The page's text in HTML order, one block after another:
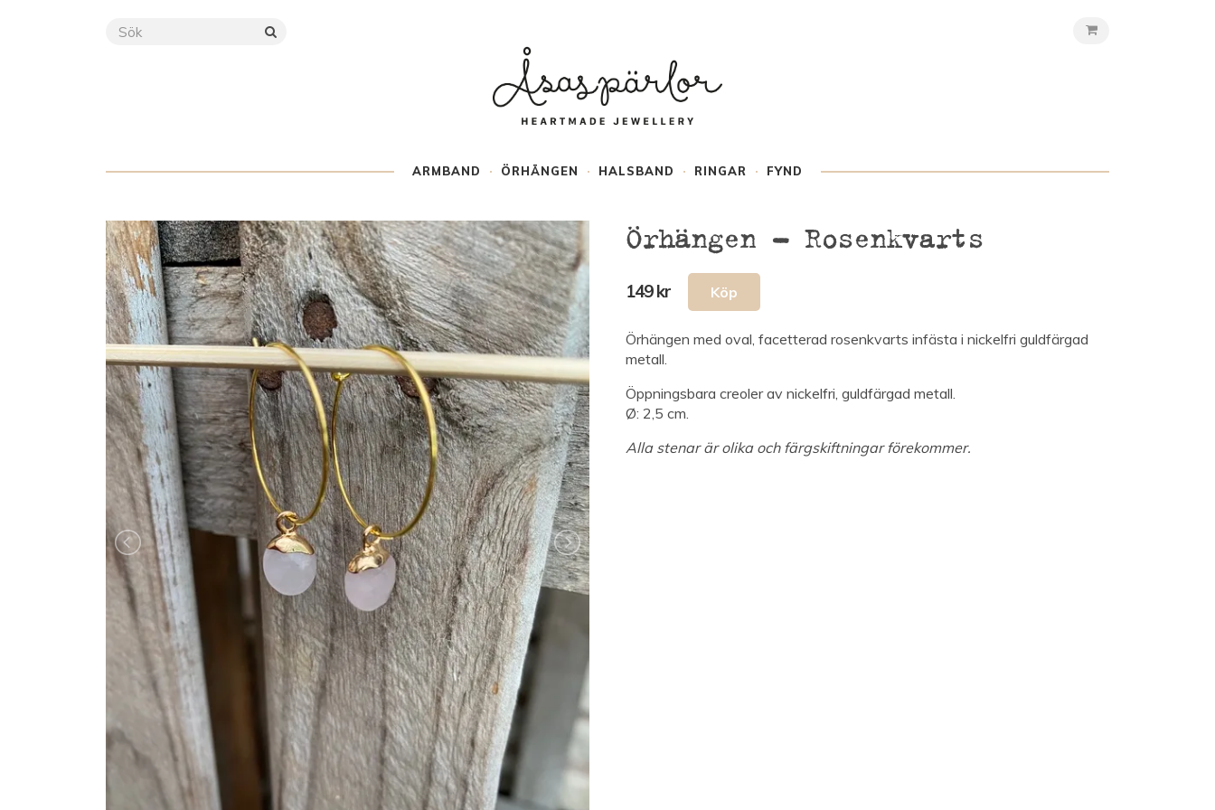
ARMBAND ÖRHÄNGEN HALSBAND RINGAR FYND
Örhängen – Rosenkvarts
149 kr
Örhängen med oval, facetterad rosenkvarts infästa i nickelfri guldfärgad
metall.
Öppningsbara creoler av nickelfri, guldfärgad metall.
Ø: 2,5 cm.
Alla stenar är olika och färgskiftningar förekommer.